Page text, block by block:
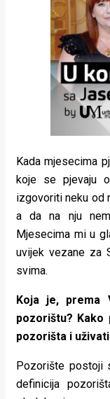
Kada mjesecima
koje se pjevaju
izgovoriti neku od
a da na nju
Mjesecima mi u
uvijek vezane za
svima.
Koja je, prema
pozorištu? Kako
pozorišta i
Pozorište postoji
definicija